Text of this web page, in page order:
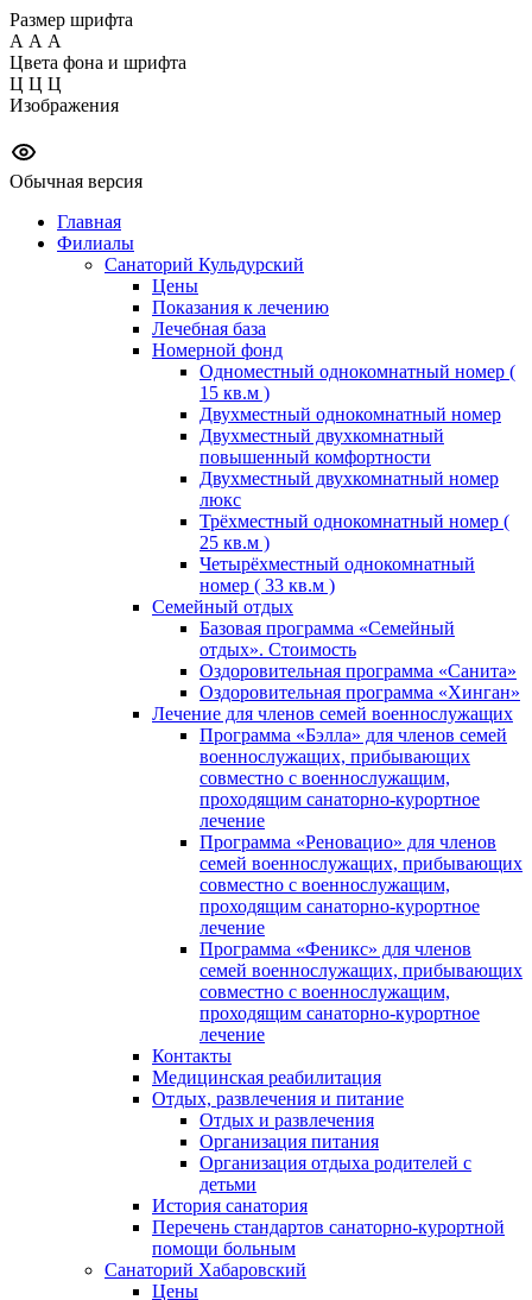
Размер шрифта
А А А
Цвета фона и шрифта
Ц Ц Ц
Изображения
Обычная версия
Главная
Филиалы
Санаторий Кульдурский
Цены
Показания к лечению
Лечебная база
Номерной фонд
Одноместный однокомнатный номер (
15 кв.м )
Двухместный однокомнатный номер
Двухместный двухкомнатный
повышенный комфортности
Двухместный двухкомнатный номер
люкс
Трёхместный однокомнатный номер (
25 кв.м )
Четырёхместный однокомнатный
номер ( 33 кв.м )
Семейный отдых
Базовая программа «Семейный
отдых». Стоимость
Оздоровительная программа «Санита»
Оздоровительная программа «Хинган»
Лечение для членов семей военнослужащих
Программа «Бэлла» для членов семей
военнослужащих, прибывающих
совместно с военнослужащим,
проходящим санаторно-курортное
лечение
Программа «Реновацио» для членов
семей военнослужащих, прибывающих
совместно с военнослужащим,
проходящим санаторно-курортное
лечение
Программа «Феникс» для членов
семей военнослужащих, прибывающих
совместно с военнослужащим,
проходящим санаторно-курортное
лечение
Контакты
Медицинская реабилитация
Отдых, развлечения и питание
Отдых и развлечения
Организация питания
Организация отдыха родителей с
детьми
История санатория
Перечень стандартов санаторно-курортной
помощи больным
Санаторий Хабаровский
Цены